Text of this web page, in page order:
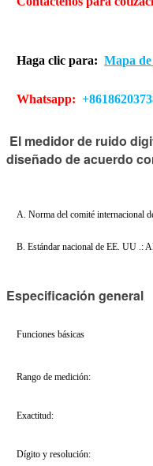
Haga clic para: Mapa
Whatsapp:
El medidor de ruido
diseñado de acuerdo
A. Norma del comité internacional
B. Estándar nacional de EE. UU .:
Especificación general
Funciones básicas
Rango de medición:
Exactitud:
Dígito y resolución: